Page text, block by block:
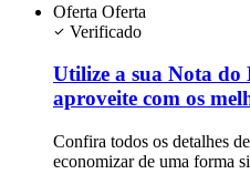
Oferta Oferta
Verificado
Utilize a sua Nota
aproveite com os
Confira todos os detalhes
economizar de uma forma